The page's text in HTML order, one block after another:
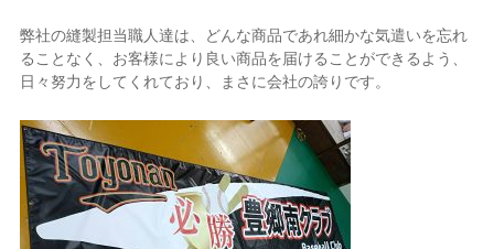
弊社の縫製担当職人達は、どんな商品であれ細かな気遣いを忘れ
ることなく、お客様により良い商品を届けることができるよう、
日々努力をしてくれており、まさに会社の誇りです。